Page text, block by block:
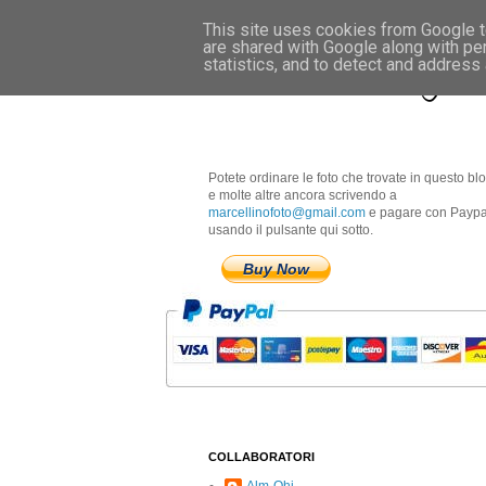
Marcellino
Potete ordinare le foto che trovate in questo
e molte altre ancora scrivendo a
marcellinofoto@gmail.com e pagare con
usando il pulsante qui sotto.
Buy Now
COLLABORATORI
This site uses cookies from Google
are shared with Google along with
statistics, and to detect and address